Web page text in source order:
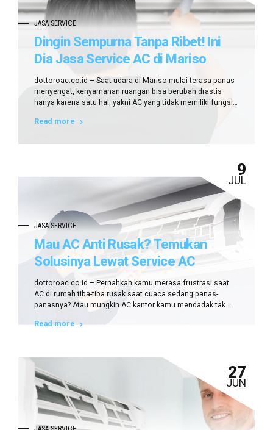
JASA SERVICE
Dingin Sempurna Tanpa Ribet! Ini
Dia Jasa Service AC di Mariso
Terbaik dari Dottoroac.co.id
dottoroac.co.id – Saat udara di Mariso mulai terasa panas
menyengat, kenyamanan ruangan bisa berubah drastis
hanya karena satu hal, yakni AC yang tidak memiliki fungsi
yang melemah, hingga bau tidak sedap dari unit AC,
saat seperti inilah, jasa service AC di Mariso...
Read more
JASA SERVICE
9
JUL
Mau AC Anti Rusak? Temukan
Solusinya Lewat Service AC
Terdekat di Mariso!
dottoroac.co.id – Pernahkah kamu merasa frustrasi saat
AC di rumah tiba-tiba rusak saat cuaca sedang panas-
panasnya? Atau mungkin AC kantor kamu mendadak tak
berlangsung? Hal-hal seperti ini bisa jadi mimpi buruk bagi
ternyata ada di...
Read more
27
JUN